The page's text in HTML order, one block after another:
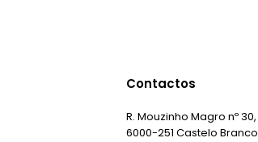
Contactos
R. Mouzinho Magro nº 30,
6000-251 Castelo Branco